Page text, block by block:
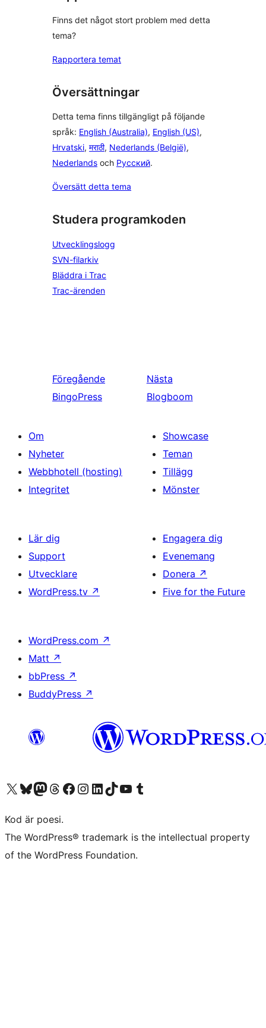
Finns det något stort problem med detta
tema?
Rapportera temat
Översättningar
Detta tema finns tillgängligt på följande
språk: English (Australia), English (US),
Hrvatski, मराठी, Nederlands (België),
Nederlands och Русский.
Översätt detta tema
Studera programkoden
Utvecklingslogg
SVN-filarkiv
Bläddra i Trac
Trac-ärenden
Föregående
BingoPress
Nästa
Blogboom
Om
Nyheter
Webbhotell (hosting)
Integritet
Showcase
Teman
Tillägg
Mönster
Lär dig
Support
Utvecklare
WordPress.tv ↗
Engagera dig
Evenemang
Donera ↗
Five for the Future
WordPress.com ↗
Matt ↗
bbPress ↗
BuddyPress ↗
Besök vår X-konto (f.d. Twitter)
Besök vårt Bluesky-konto
Besök vårt Mastodon-konto
Besök vårt Thread-konto
Besök vår Facebook-sidaBesök vårt Instagram-konto
Besök vårt LinkedIn-konto
Besök vårt TikTok-konto
Besök vår YouTube-kanalBesök vårt Tumblr-konto
Kod är poesi.
The WordPress® trademark is the intellectual property
of the WordPress Foundation.